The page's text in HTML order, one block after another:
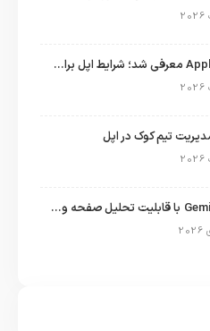
برنامه Apple Upgrade معرفی شد؛ شرایط اپل برای اجاره آیفون، آیپد، مک و اپل واچ
نسخه مک گوگل Gemini با قابلیت تحلیل صفحه و دستورات صوتی در به‌روزرسانی جدید